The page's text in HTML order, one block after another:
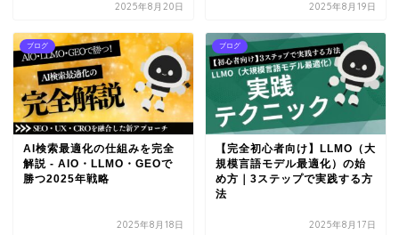
2025年8月20日 2025年8月19日
ブログ
AI検索最適化の仕組みを完全
解説 - AIO・LLMO・GEOで
勝つ2025年戦略
2025年8月18日
ブログ
【完全初心者向け】LLMO（大
規模言語モデル最適化）の始
め方｜3ステップで実践する方
法
2025年8月17日